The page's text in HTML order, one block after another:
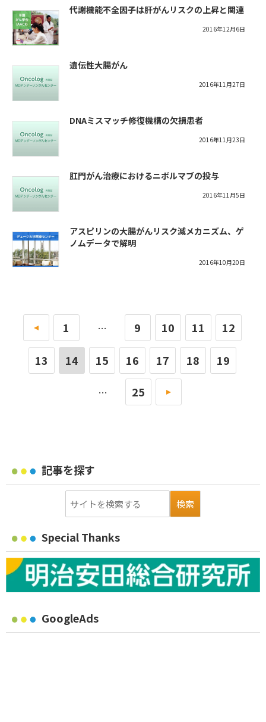
代謝機能不全因子は肝がんリスクの上昇と関連
2016年12月6日
遺伝性大腸がん
2016年11月27日
DNAミスマッチ修復機構の欠損患者
2016年11月23日
肛門がん治療におけるニボルマブの投与
2016年11月5日
アスピリンの大腸がんリスク減メカニズム、ゲ
ノムデータで解明
2016年10月20日
« 1 … 9 10 11 12
13 14 15 16 17 18 19
… 25 »
記事を探す
Special Thanks
GoogleAds